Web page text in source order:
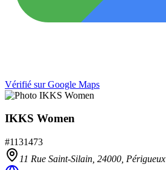
Vérifié sur Google Maps
IKKS Women
#1131473
11 Rue Saint-Silain, 24000 Périgueux